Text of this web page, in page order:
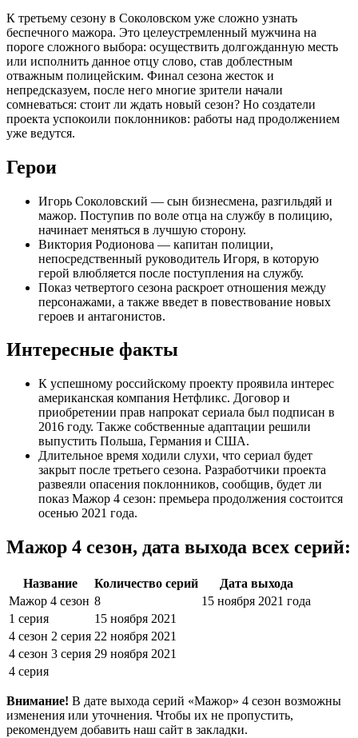
К третьему сезону в Соколовском уже сложно узнать
беспечного мажора. Это целеустремленный мужчина на
пороге сложного выбора: осуществить долгожданную месть
или исполнить данное отцу слово, став доблестным
отважным полицейским. Финал сезона жесток и
непредсказуем, после него многие зрители начали
сомневаться: стоит ли ждать новый сезон? Но создатели
проекта успокоили поклонников: работы над продолжением
уже ведутся.
Герои
Игорь Соколовский — сын бизнесмена, разгильдяй и
мажор. Поступив по воле отца на службу в полицию,
начинает меняться в лучшую сторону.
Виктория Родионова — капитан полиции,
непосредственный руководитель Игоря, в которую
герой влюбляется после поступления на службу.
Показ четвертого сезона раскроет отношения между
персонажами, а также введет в повествование новых
героев и антагонистов.
Интересные факты
К успешному российскому проекту проявила интерес
американская компания Нетфликс. Договор и
приобретении прав напрокат сериала был подписан в
2016 году. Также собственные адаптации решили
выпустить Польша, Германия и США.
Длительное время ходили слухи, что сериал будет
закрыт после третьего сезона. Разработчики проекта
развеяли опасения поклонников, сообщив, будет ли
показ Мажор 4 сезон: премьера продолжения состоится
осенью 2021 года.
Мажор 4 сезон, дата выхода всех серий:
Название Количество серий
Дата выхода
Мажор 4 сезон 8
15 ноября 2021 года
1 серия
15 ноября 2021
4 сезон 2 серия 22 ноября 2021
4 сезон 3 серия 29 ноября 2021
4 серия
Внимание! В дате выхода серий «Мажор» 4 сезон возможны
изменения или уточнения. Чтобы их не пропустить,
рекомендуем добавить наш сайт в закладки.